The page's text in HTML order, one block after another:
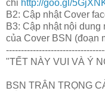
chỉ http://goo.gl/
B2: Cập nhật Cover
B3: Cập nhật nội
của Cover BSN (đoạn
"TẾT NÀY VUI VÀ Ý
BSN TRÂN TRỌNG